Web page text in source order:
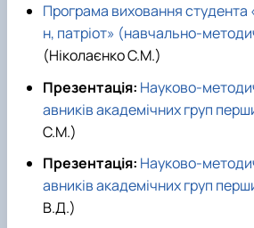
Програма виховання студента
н, патріот» (навчально-
(Ніколаєнко С.М.)
Презентація: Науково-
авників академічних груп
С.М.)
Презентація: Науково-
авників академічних груп
В.Д.)